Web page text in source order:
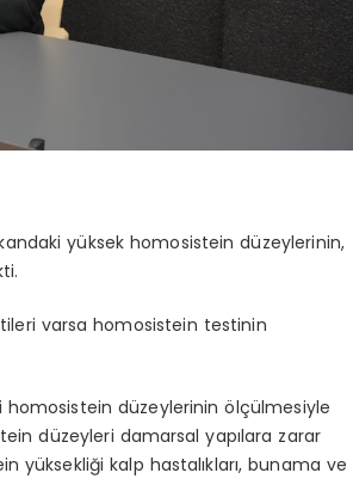
yüksek homosistein düzeylerinin,
varsa homosistein testinin
homosistein düzeylerinin ölçülmesiyle
düzeyleri damarsal yapılara zarar
yüksekliği kalp hastalıkları, bunama ve